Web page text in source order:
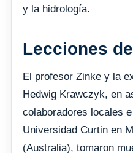
y la hidrología.
Lecciones
El profesor Zinke y la
Hedwig Krawczyk, en
colaboradores locales
Universidad Curtin en
(Australia), tomaron